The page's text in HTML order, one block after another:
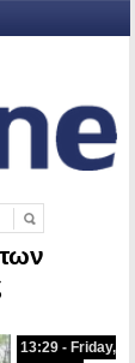
13:29 - Friday,